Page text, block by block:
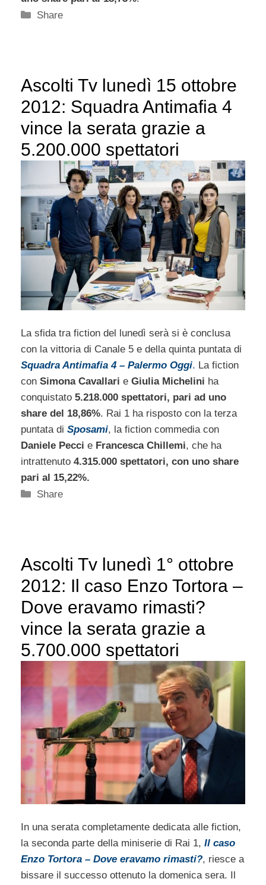
Categorie
Share
Ascolti Tv lunedì 15 ottobre
2012: Squadra Antimafia 4
vince la serata grazie a
5.200.000 spettatori
La sfida tra fiction del lunedì serà si è conclusa
con la vittoria di Canale 5 e della quinta puntata di
Squadra Antimafia 4 – Palermo Oggi. La fiction
con Simona Cavallari e Giulia Michelini ha
conquistato 5.218.000 spettatori, pari ad uno
share del 18,86%. Rai 1 ha risposto con la terza
puntata di Sposami, la fiction commedia con
Daniele Pecci e Francesca Chillemi, che ha
intrattenuto 4.315.000 spettatori, con uno share
pari al 15,22%.
Categorie
Share
Ascolti Tv lunedì 1° ottobre
2012: Il caso Enzo Tortora –
Dove eravamo rimasti?
vince la serata grazie a
5.700.000 spettatori
In una serata completamente dedicata alle fiction,
la seconda parte della miniserie di Rai 1, Il caso
Enzo Tortora – Dove eravamo rimasti?, riesce a
bissare il successo ottenuto la domenica sera. Il